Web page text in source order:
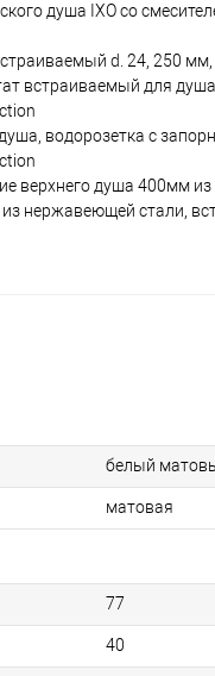
душа IXO со
d. 24, 250
встраиваемый для
водорозетка с
верхнего душа 400мм
нержавеющей стали,
белый
матовая
77
40